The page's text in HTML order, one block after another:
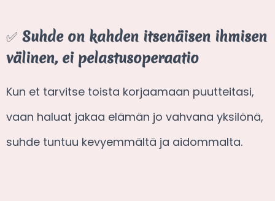
✅ Suhde on kahden itsenäisen ihmisen
välinen, ei pelastusoperaatio
Kun et tarvitse toista korjaamaan puutteitasi,
vaan haluat jakaa elämän jo vahvana yksilönä,
suhde tuntuu kevyemmältä ja aidommalta.